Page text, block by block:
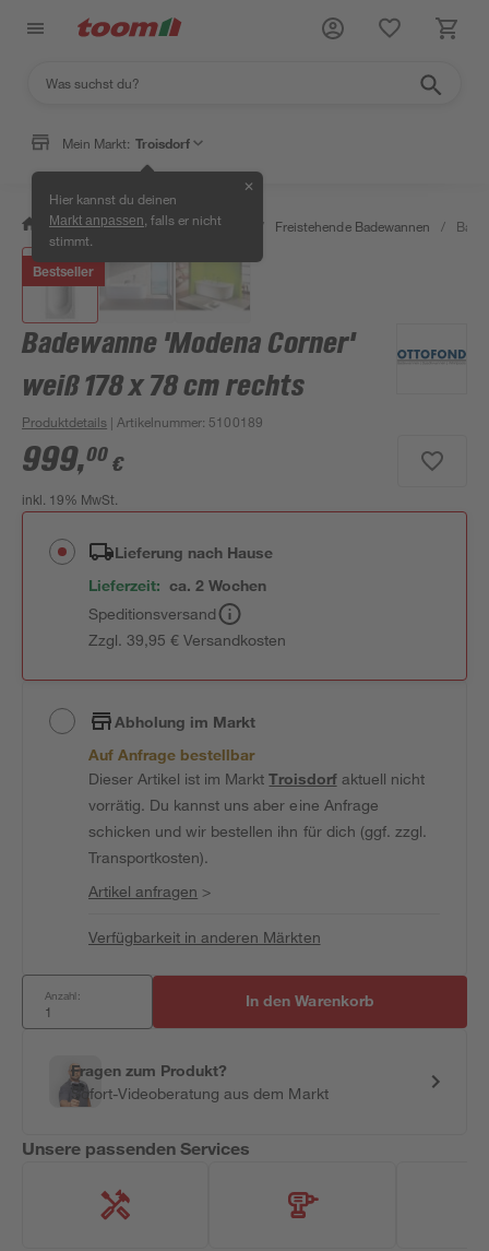
Mein Markt: Troisdorf
Hier kannst du deinen
Markt anpassen , falls er nicht
stimmt.
✕
/ Bad & Sanitär / Badewannen / Freistehende Badewannen /
Bestseller
Badewanne 'Modena Corner'
weiß 178 x 78 cm rechts
Produktdetails | Artikelnummer: 5100189
999,00 €
inkl. 19% MwSt.
Lieferung nach Hause
Lieferzeit: ca. 2 Wochen
Speditionsversand
Zzgl. 39,95 € Versandkosten
Abholung im Markt
Auf Anfrage bestellbar
Dieser Artikel ist im MarktTroisdorfaktuell nicht
vorrätig. Du kannst uns aber eine Anfrage
schicken und wir bestellen ihn für dich (ggf. zzgl.
Transportkosten).
Artikel anfragen >
Verfügbarkeit in anderen Märkten
Anzahl: In den Warenkorb
Fragen zum Produkt?
Sofort-Videoberatung aus dem Markt
Unsere passenden Services